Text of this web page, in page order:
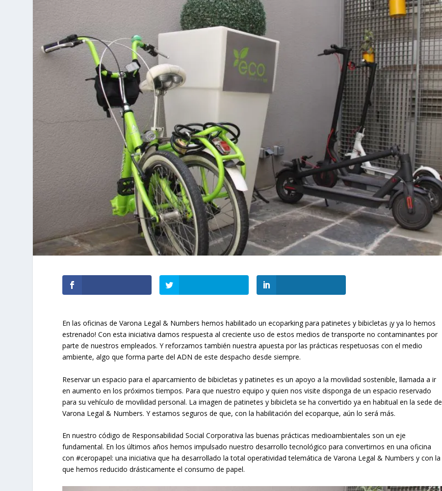
En las oficinas de Varona Legal & Numbers hemos habilitado un ecoparking para patinetes y bibicletas ¡y ya lo hemos
estrenado! Con esta iniciativa damos respuesta al creciente uso de estos medios de transporte no contaminantes por
parte de nuestros empleados. Y reforzamos también nuestra apuesta por las prácticas respetuosas con el medio
ambiente, algo que forma parte del ADN de este despacho desde siempre.
Reservar un espacio para el aparcamiento de bibicletas y patinetes es un apoyo a la movilidad sostenible, llamada a ir
en aumento en los próximos tiempos. Para que nuestro equipo y quien nos visite disponga de un espacio reservado
para su vehículo de movilidad personal. La imagen de patinetes y bibicleta se ha convertido ya en habitual en la sede de
Varona Legal & Numbers. Y estamos seguros de que, con la habilitación del ecoparque, aún lo será más.
En nuestro código de Responsabilidad Social Corporativa las buenas prácticas medioambientales son un eje
fundamental. En los últimos años hemos impulsado nuestro desarrollo tecnológico para convertirnos en una oficina
con #ceropapel: una iniciativa que ha desarrollado la total operatividad telemática de Varona Legal & Numbers y con la
que hemos reducido drásticamente el consumo de papel.